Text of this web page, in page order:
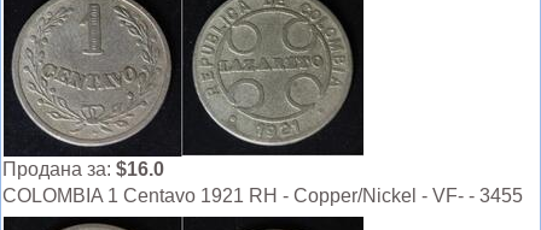
Продана за: $16.0
COLOMBIA 1 Centavo 1921 RH - Copper/Nickel - VF- - 3455